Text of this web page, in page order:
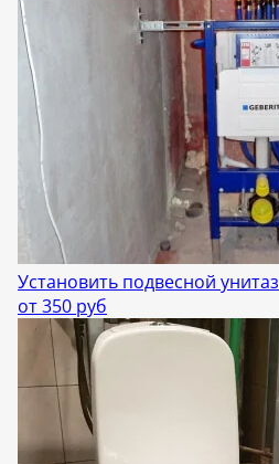
Установить подвесной унитаз
от 350 руб